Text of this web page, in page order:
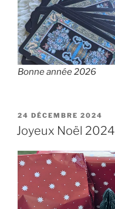
Bonne année 2026
PUBLIÉ
LE
24 DÉCEMBRE 2024
Joyeux Noël 2024